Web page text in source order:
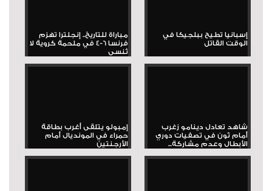
إسبانيا تطيح ببلجيكا في
الوقت القاتل
مباراة للتاريخ.. إنجلترا تهزم
فرنسا 6-4 في ملحمة كروية لا
تُنسى
شاهد تعادل دينامو زغرب
أمام ثون في تصفيات دوري
الأبطال وعدم مشاركة...
إمبولو يتلقى أغرب بطاقة
حمراء في المونديال أمام
الأرجنتين